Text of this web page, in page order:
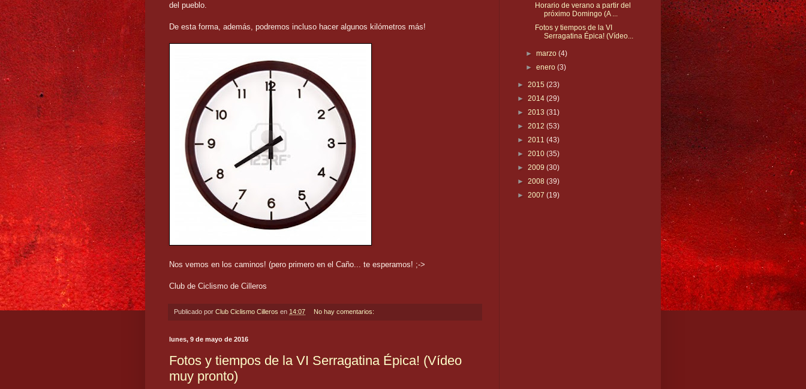
del pueblo.
De esta forma, además, podremos incluso hacer algunos kilómetros más!
Nos vemos en los caminos! (pero primero en el Caño... te esperamos! ;->
Club de Ciclismo de Cilleros
Publicado por Club Ciclismo Cilleros en 14:07 No hay comentarios:
lunes, 9 de mayo de 2016
Fotos y tiempos de la VI Serragatina Épica! (Vídeo
muy pronto)
Horario de verano a partir del
próximo Domingo (A ...
Fotos y tiempos de la VI
Serragatina Épica! (Vídeo...
►marzo(4)
►enero(3)
► 2015 (23)
► 2014 (29)
► 2013 (31)
► 2012 (53)
► 2011 (43)
► 2010 (35)
► 2009 (30)
► 2008 (39)
► 2007 (19)